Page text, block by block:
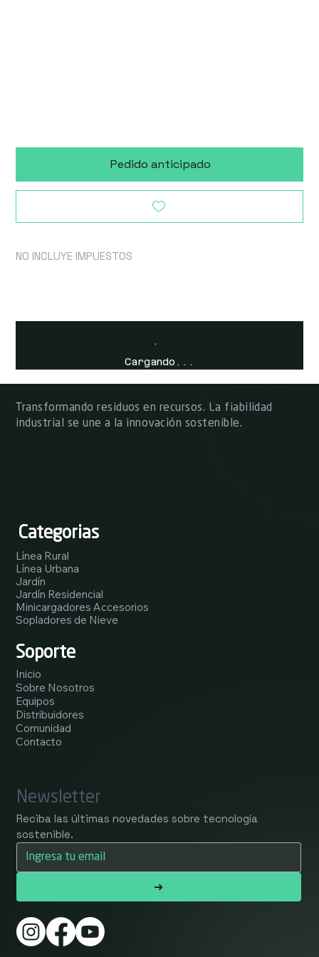
Pedido anticipado
NO INCLUYE IMPUESTOS
Cargando...
Transformando residuos en recursos. La fiabilidad
industrial se une a la innovación sostenible.
Categorias
Línea Rural
Línea Urbana
Jardín
Jardín Residencial
Minicargadores Accesorios
Sopladores de Nieve
Soporte
Inicio
Sobre Nosotros
Equipos
Distribuidores
Comunidad
Contacto
Newsletter
Reciba las últimas novedades sobre tecnología
sostenible.
➜